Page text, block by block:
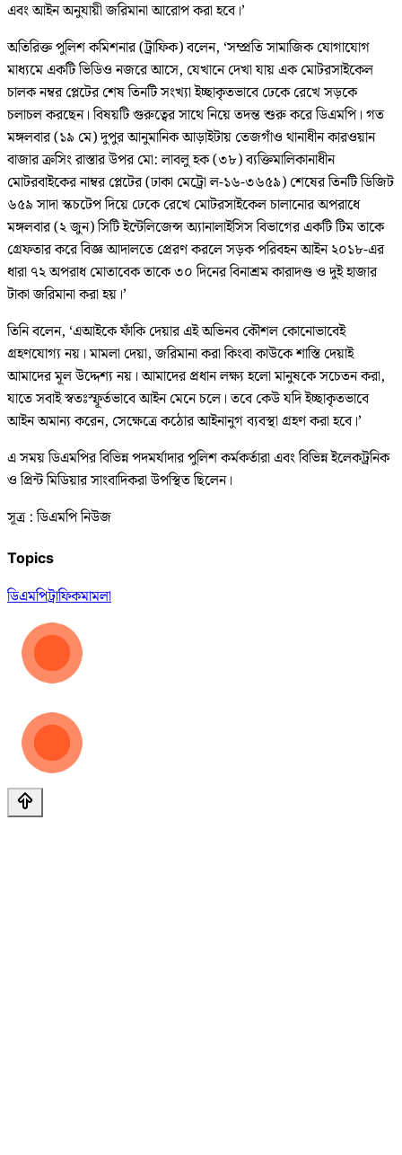
এবং আইন অনুযায়ী জরিমানা আরোপ করা হবে।’
অতিরিক্ত পুলিশ কমিশনার (ট্রাফিক) বলেন, ‘সম্প্রতি সামাজিক যোগাযোগ
মাধ্যমে একটি ভিডিও নজরে আসে, যেখানে দেখা যায় এক মোটরসাইকেল
চালক নম্বর প্লেটের শেষ তিনটি সংখ্যা ইচ্ছাকৃতভাবে ঢেকে রেখে সড়কে
চলাচল করছেন। বিষয়টি গুরুত্বের সাথে নিয়ে তদন্ত শুরু করে ডিএমপি। গত
মঙ্গলবার (১৯ মে) দুপুর আনুমানিক আড়াইটায় তেজগাঁও থানাধীন কারওয়ান
বাজার ক্রসিং রাস্তার উপর মো: লাবলু হক (৩৮) ব্যক্তিমালিকানাধীন
মোটরবাইকের নাম্বর প্লেটের (ঢাকা মেট্রো ল-১৬-৩৬৫৯) শেষের তিনটি ডিজিট
৬৫৯ সাদা স্কচটেপ দিয়ে ঢেকে রেখে মোটরসাইকেল চালানোর অপরাধে
মঙ্গলবার (২ জুন) সিটি ইন্টেলিজেন্স অ্যানালাইসিস বিভাগের একটি টিম তাকে
গ্রেফতার করে বিজ্ঞ আদালতে প্রেরণ করলে সড়ক পরিবহন আইন ২০১৮-এর
ধারা ৭২ অপরাধ মোতাবেক তাকে ৩০ দিনের বিনাশ্রম কারাদণ্ড ও দুই হাজার
টাকা জরিমানা করা হয়।’
তিনি বলেন, ‘এআইকে ফাঁকি দেয়ার এই অভিনব কৌশল কোনোভাবেই
গ্রহণযোগ্য নয়। মামলা দেয়া, জরিমানা করা কিংবা কাউকে শাস্তি দেয়াই
আমাদের মূল উদ্দেশ্য নয়। আমাদের প্রধান লক্ষ্য হলো মানুষকে সচেতন করা,
যাতে সবাই স্বতঃস্ফূর্তভাবে আইন মেনে চলে। তবে কেউ যদি ইচ্ছাকৃতভাবে
আইন অমান্য করেন, সেক্ষেত্রে কঠোর আইনানুগ ব্যবস্থা গ্রহণ করা হবে।’
এ সময় ডিএমপির বিভিন্ন পদমর্যাদার পুলিশ কর্মকর্তারা এবং বিভিন্ন ইলেকট্রনিক
ও প্রিন্ট মিডিয়ার সাংবাদিকরা উপস্থিত ছিলেন।
সূত্র : ডিএমপি নিউজ
Topics
ডিএমপিট্রাফিকমামলা